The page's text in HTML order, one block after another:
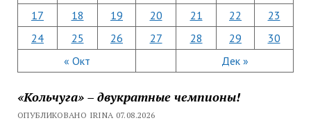
« Окт Дек »
17
18 19 20 21 22
23
24
25 26 27 28 29 30
«Кольчуга» – двукратные чемпионы!
ОПУБЛИКОВАНО IRINA 07.08.2026